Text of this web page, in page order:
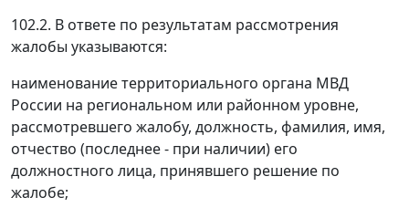
102.2. В ответе по результатам рассмотрения
жалобы указываются:
наименование территориального органа МВД
России на региональном или районном уровне,
рассмотревшего жалобу, должность, фамилия, имя,
отчество (последнее - при наличии) его
должностного лица, принявшего решение по
жалобе;